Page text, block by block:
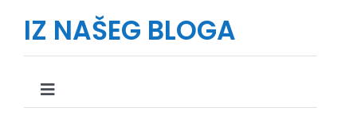
IZ NAŠEG BLOGA
Toggle